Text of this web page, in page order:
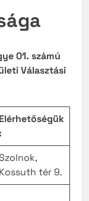
01. számú
Választási
Elérhetőségük
:
Kossuth tér 9.